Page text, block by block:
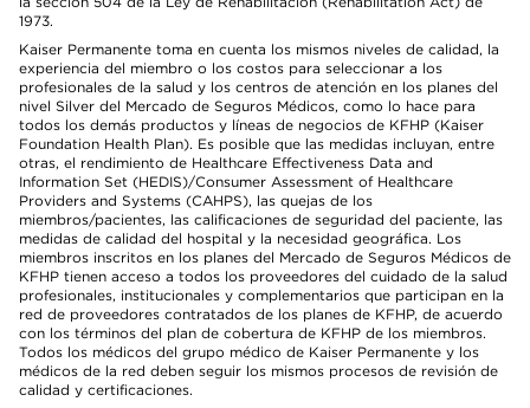
1973.
Kaiser Permanente toma en cuenta los mismos niveles de calidad, la
experiencia del miembro o los costos para seleccionar a los
profesionales de la salud y los centros de atención en los planes del
nivel Silver del Mercado de Seguros Médicos, como lo hace para
todos los demás productos y líneas de negocios de KFHP (Kaiser
Foundation Health Plan). Es posible que las medidas incluyan, entre
otras, el rendimiento de Healthcare Effectiveness Data and
Information Set (HEDIS)/Consumer Assessment of Healthcare
Providers and Systems (CAHPS), las quejas de los
miembros/pacientes, las calificaciones de seguridad del paciente, las
medidas de calidad del hospital y la necesidad geográfica. Los
miembros inscritos en los planes del Mercado de Seguros Médicos de
KFHP tienen acceso a todos los proveedores del cuidado de la salud
profesionales, institucionales y complementarios que participan en la
red de proveedores contratados de los planes de KFHP, de acuerdo
con los términos del plan de cobertura de KFHP de los miembros.
Todos los médicos del grupo médico de Kaiser Permanente y los
médicos de la red deben seguir los mismos procesos de revisión de
calidad y certificaciones.